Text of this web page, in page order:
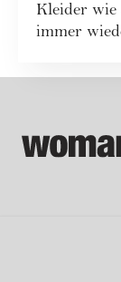
Kleider
immer